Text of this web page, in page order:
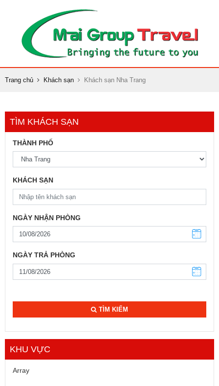
Trang chủ Khách sạn Khách sạn Nha Trang
TÌM KHÁCH SẠN
THÀNH PHỐ
KHÁCH SẠN
NGÀY NHẬN PHÒNG
NGÀY TRẢ PHÒNG
TÌM KIẾM
KHU VỰC
Array